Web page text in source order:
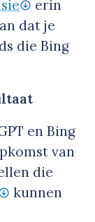
erin
dat je
die Bing
en Bing
van
die
kunnen